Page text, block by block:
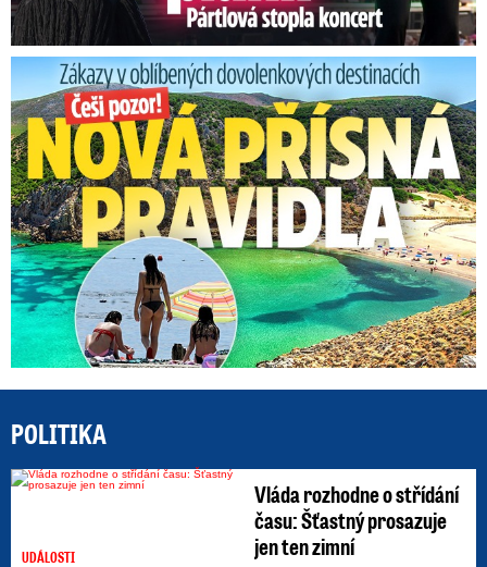
Zákazy v dovolenkových rájích: Restrikce proti naháčům!
POLITIKA
UDÁLOSTI
Vláda rozhodne o střídání
času: Šťastný prosazuje
jen ten zimní